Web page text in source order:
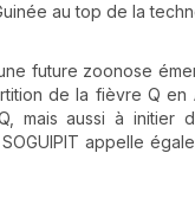
au top de la
future zoonose
de la fièvre Q en
mais aussi à
appelle